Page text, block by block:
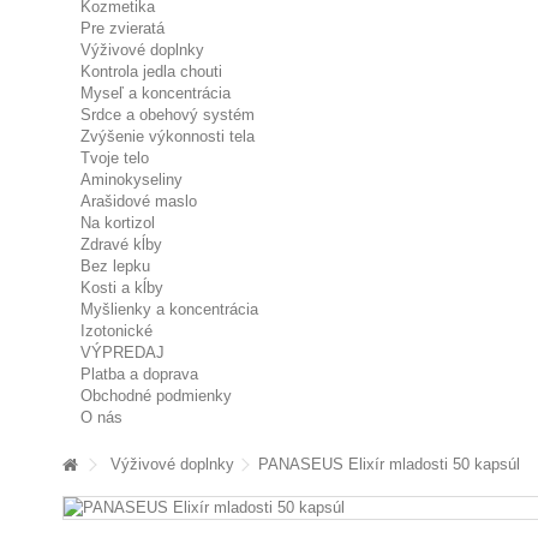
Kozmetika
Pre zvieratá
Výživové doplnky
Kontrola jedla chouti
Myseľ a koncentrácia
Srdce a obehový systém
Zvýšenie výkonnosti tela
Tvoje telo
Aminokyseliny
Arašidové maslo
Na kortizol
Zdravé kĺby
Bez lepku
Kosti a kĺby
Myšlienky a koncentrácia
Izotonické
VÝPREDAJ
Platba a doprava
Obchodné podmienky
O nás
Výživové doplnky PANASEUS Elixír mladosti 50 kapsúl